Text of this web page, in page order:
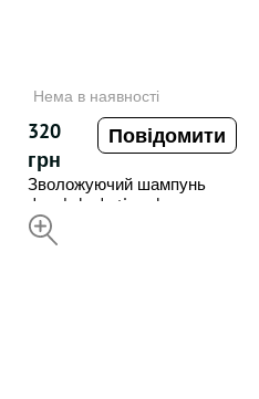
Нема в наявності
320
грн
Повідомити
Зволожуючий шампунь
deeply hydrating shampoo ,
250 ml